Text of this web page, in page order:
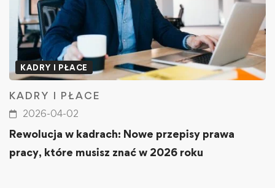
KADRY I PŁACE
KADRY I PŁACE
2026-04-02
Rewolucja w kadrach: Nowe przepisy prawa
pracy, które musisz znać w 2026 roku